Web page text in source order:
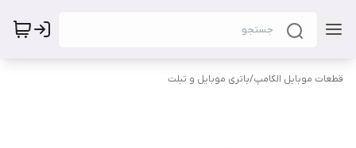
قطعات موبایل الکامپ/باتری موبایل و تبلت